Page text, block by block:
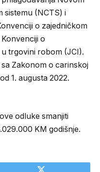
sistemu (NCTS) i
o zajedničkom
o
trgovini robom (JCI).
Zakonom o carinskoj
1. augusta 2022.
odluke smanjiti
KM godišnje.